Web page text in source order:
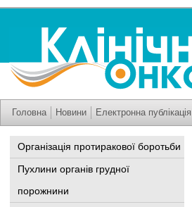
Головна Новини Електронна публікація
Організація протиракової боротьби
Пухлини органів грудної
порожнини